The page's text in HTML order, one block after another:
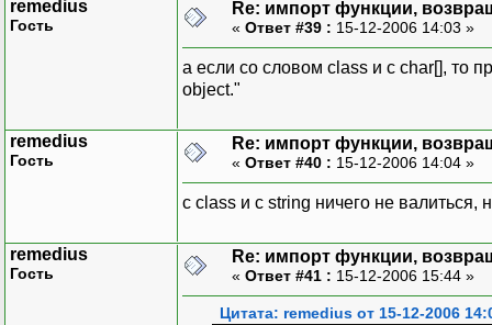
remedius
Гость
Re: импорт функции,
« Ответ #39 : 15-12-2006 14:03 »
а если со словом class и с char[], то
object."
remedius
Гость
Re: импорт функции,
« Ответ #40 : 15-12-2006 14:04 »
с class и с string ничего не
remedius
Гость
Re: импорт функции,
« Ответ #41 : 15-12-2006 15:44 »
Цитата: remedius от 15-12-2006